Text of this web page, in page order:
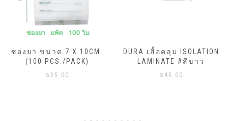
ซองยา ขนาด 7 X 10CM.
(100 PCS./PACK)
฿ 25.00
DURA เสื้อคลุม ISOLATION
LAMINATE #สีขาว
฿ 45.00